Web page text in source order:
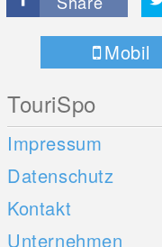
Mobil
TouriSpo
Impressum
Datenschutz
Kontakt
Unternehmen